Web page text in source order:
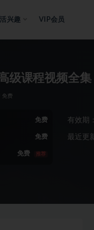
兴趣 VIP会员
级课程视频全集
免费
免费
免费
免费 推荐
有效期
最近更